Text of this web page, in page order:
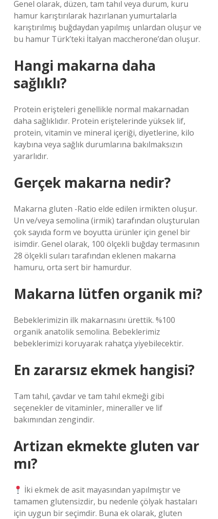
Genel olarak, düzen, tam tahıl veya durum, kuru
hamur karıştırılarak hazırlanan yumurtalarla
karıştırılmış buğdaydan yapılmış unlardan oluşur ve
bu hamur Türk’teki İtalyan maccherone’dan oluşur.
Hangi makarna daha
sağlıklı?
Protein erişteleri genellikle normal makarnadan
daha sağlıklıdır. Protein eriştelerinde yüksek lif,
protein, vitamin ve mineral içeriği, diyetlerine, kilo
kaybına veya sağlık durumlarına bakılmaksızın
yararlıdır.
Gerçek makarna nedir?
Makarna gluten -Ratio elde edilen irmikten oluşur.
Un ve/veya semolina (irmik) tarafından oluşturulan
çok sayıda form ve boyutta ürünler için genel bir
isimdir. Genel olarak, 100 ölçekli buğday termasının
28 ölçekli suları tarafından eklenen makarna
hamuru, orta sert bir hamurdur.
Makarna lütfen organik mi?
Bebeklerimizin ilk makarnasını ürettik. %100
organik anatolik semolina. Bebeklerimiz
bebeklerimizi koruyarak rahatça yiyebilecektir.
En zararsız ekmek hangisi?
Tam tahıl, çavdar ve tam tahıl ekmeği gibi
seçenekler de vitaminler, mineraller ve lif
bakımından zengindir.
Artizan ekmekte gluten var
mı?
İki ekmek de asit mayasından yapılmıştır ve
tamamen glutensizdir, bu nedenle çölyak hastaları
için uygun bir seçimdir. Buna ek olarak, gluten